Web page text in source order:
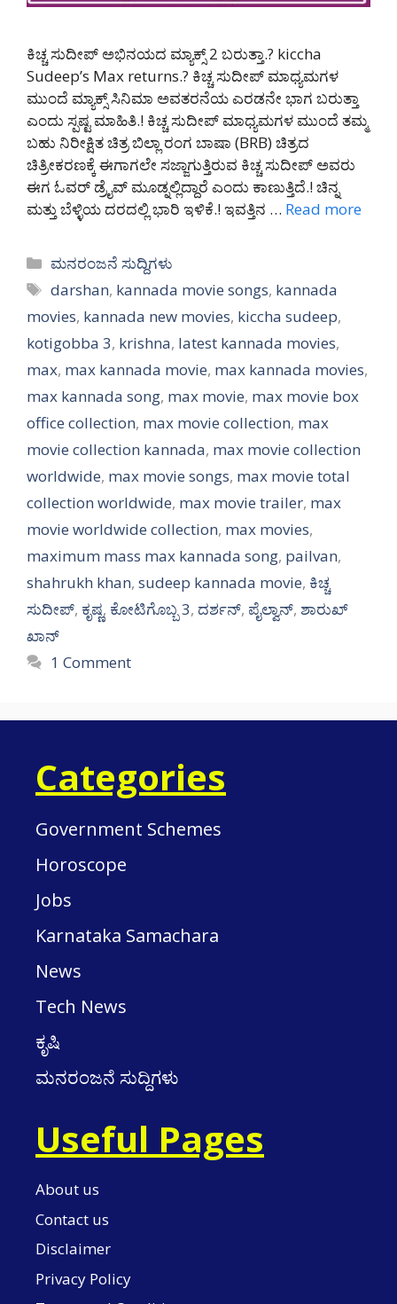
ಕಿಚ್ಚ ಸುದೀಪ್ ಅಭಿನಯದ ಮ್ಯಾಕ್ಸ್ 2 ಬರುತ್ತಾ.? kiccha
Sudeep’s Max returns.? ಕಿಚ್ಚ ಸುದೀಪ್ ಮಾಧ್ಯಮಗಳ
ಮುಂದೆ ಮ್ಯಾಕ್ಸ್ ಸಿನಿಮಾ ಅವತರನೆಯ ಎರಡನೇ ಭಾಗ ಬರುತ್ತಾ
ಎಂದು ಸ್ಪಷ್ಟ ಮಾಹಿತಿ.! ಕಿಚ್ಚ ಸುದೀಪ್ ಮಾಧ್ಯಮಗಳ ಮುಂದೆ ತಮ್ಮ
ಬಹು ನಿರೀಕ್ಷಿತ ಚಿತ್ರ ಬಿಲ್ಲಾ ರಂಗ ಬಾಷಾ (BRB) ಚಿತ್ರದ
ಚಿತ್ರೀಕರಣಕ್ಕೆ ಈಗಾಗಲೇ ಸಜ್ಜಾಗುತ್ತಿರುವ ಕಿಚ್ಚ ಸುದೀಪ್ ಅವರು
ಈಗ ಓವರ್ ಡ್ರೈವ್ ಮೂಡ್ನಲ್ಲಿದ್ದಾರೆ ಎಂದು ಕಾಣುತ್ತಿದೆ.! ಚಿನ್ನ
ಮತ್ತು ಬೆಳ್ಳಿಯ ದರದಲ್ಲಿ ಭಾರಿ ಇಳಿಕೆ.! ಇವತ್ತಿನ … Read more
Categories
ಮನರಂಜನೆ ಸುದ್ದಿಗಳು
Tags
darshan, kannada movie songs, kannada
movies, kannada new movies, kiccha sudeep,
kotigobba 3, krishna, latest kannada movies,
max, max kannada movie, max kannada movies,
max kannada song, max movie, max movie box
office collection, max movie collection, max
movie collection kannada, max movie collection
worldwide, max movie songs, max movie total
collection worldwide, max movie trailer, max
movie worldwide collection, max movies,
maximum mass max kannada song, pailvan,
shahrukh khan, sudeep kannada movie, ಕಿಚ್ಚ
ಸುದೀಪ್​​, ಕೃಷ್ಣ, ಕೋಟಿಗೊಬ್ಬ 3, ದರ್ಶನ್, ಪೈಲ್ವಾನ್​, ಶಾರುಖ್
ಖಾನ್
1 Comment
Categories
Government Schemes
Horoscope
Jobs
Karnataka Samachara
News
Tech News
ಕೃಷಿ
ಮನರಂಜನೆ ಸುದ್ದಿಗಳು
Useful Pages
About us
Contact us
Disclaimer
Privacy Policy